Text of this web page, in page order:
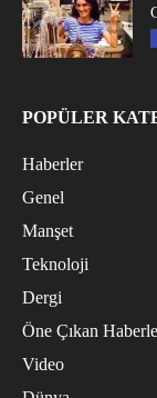
POPÜLER
Haberler
Genel
Manşet
Teknoloji
Dergi
Öne Çıkan
Video